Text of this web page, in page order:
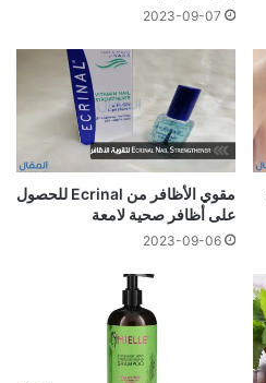
2023-09-07
مقوي الأظافر من Ecrinal للحصول
على أظافر صحية لامعة
2023-09-06